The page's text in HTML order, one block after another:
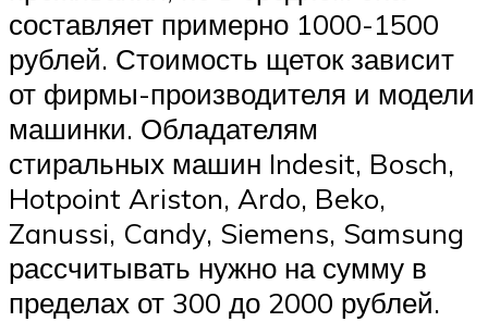
составляет примерно 1000-1500
рублей. Стоимость щеток зависит
от фирмы-производителя и модели
машинки. Обладателям
стиральных машин Indesit, Bosch,
Hotpoint Ariston, Ardo, Beko,
Zanussi, Candy, Siemens, Samsung
рассчитывать нужно на сумму в
пределах от 300 до 2000 рублей.